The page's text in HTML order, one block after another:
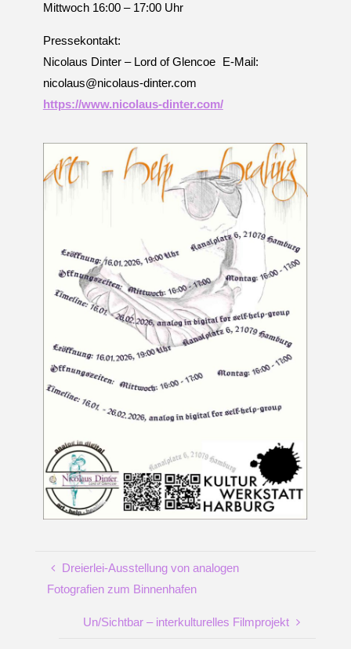
Mittwoch 16:00 – 17:00 Uhr
Pressekontakt:
Nicolaus Dinter – Lord of Glencoe E-Mail:
nicolaus@nicolaus-dinter.com
https://www.nicolaus-dinter.com/
Dreierlei-Ausstellung von analogen
Fotografien zum Binnenhafen
Un/Sichtbar – interkulturelles Filmprojekt